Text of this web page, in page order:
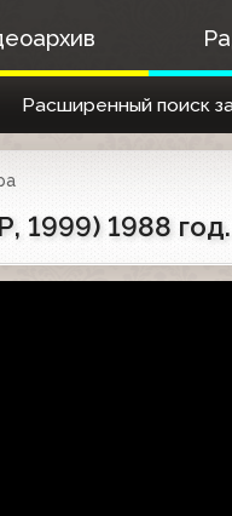
Расширенный поиск
1999) 1988